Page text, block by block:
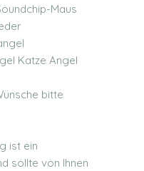
Maus
Katze Angel
bitte
ist ein
sollte von Ihnen